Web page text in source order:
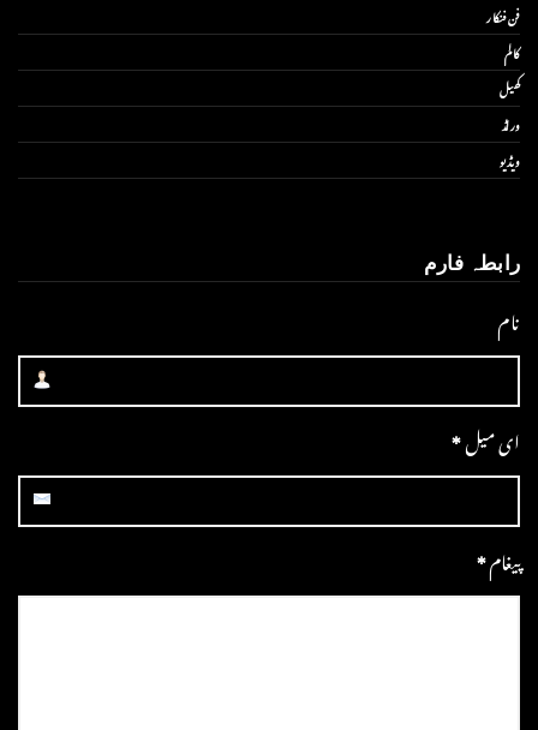
فن فنکار
کالم
کھیل
ورلڈ
ویڈیو
رابطہ فارم
نام
ای میل*
پیغام*